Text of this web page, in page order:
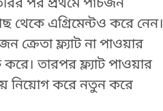
পর প্রথমে পাঁচজন
থেকে এগ্রিমেন্টও করে নেন।
ক্রেতা ফ্ল্যাট না পাওয়ার
তারপর ফ্ল্যাট পাওয়ার
নিয়োগ করে নতুন করে